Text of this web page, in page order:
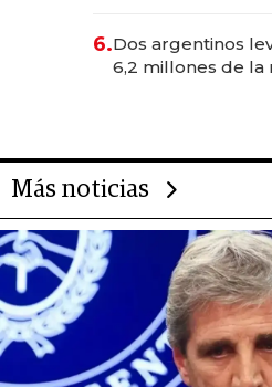
transformadoras
6.Dos argentinos
6,2 millones de la
Más noticias